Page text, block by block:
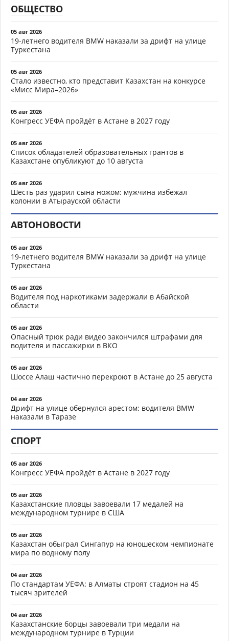
ОБЩЕСТВО
05 авг 2026
19-летнего водителя BMW наказали за дрифт на улице
Туркестана
05 авг 2026
Стало известно, кто представит Казахстан на конкурсе
«Мисс Мира–2026»
05 авг 2026
Конгресс УЕФА пройдёт в Астане в 2027 году
05 авг 2026
Список обладателей образовательных грантов в
Казахстане опубликуют до 10 августа
05 авг 2026
Шесть раз ударил сына ножом: мужчина избежал
колонии в Атырауской области
АВТОНОВОСТИ
05 авг 2026
19-летнего водителя BMW наказали за дрифт на улице
Туркестана
05 авг 2026
Водителя под наркотиками задержали в Абайской
области
05 авг 2026
Опасный трюк ради видео закончился штрафами для
водителя и пассажирки в ВКО
05 авг 2026
Шоссе Алаш частично перекроют в Астане до 25 августа
04 авг 2026
Дрифт на улице обернулся арестом: водителя BMW
наказали в Таразе
СПОРТ
05 авг 2026
Конгресс УЕФА пройдёт в Астане в 2027 году
05 авг 2026
Казахстанские пловцы завоевали 17 медалей на
международном турнире в США
05 авг 2026
Казахстан обыграл Сингапур на юношеском чемпионате
мира по водному полу
04 авг 2026
По стандартам УЕФА: в Алматы строят стадион на 45
тысяч зрителей
04 авг 2026
Казахстанские борцы завоевали три медали на
международном турнире в Турции